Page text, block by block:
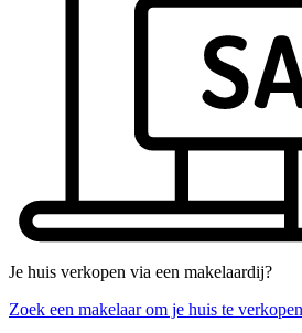
Je huis verkopen via een makelaardij?
Zoek een makelaar om je huis te verkopen